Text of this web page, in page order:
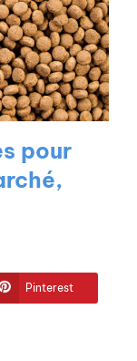
pour
Pinterest